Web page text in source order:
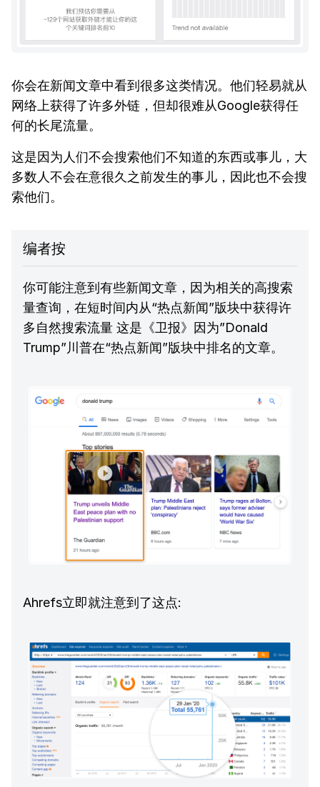
你会在新闻文章中看到很多这类情况。他们轻易就从
网络上获得了许多外链，但却很难从Google获得任
何的长尾流量。
这是因为人们不会搜索他们不知道的东西或事儿，大
多数人不会在意很久之前发生的事儿，因此也不会搜
索他们。
编者按
你可能注意到有些新闻文章，因为相关的高搜索
量查询，在短时间内从“热点新闻”版块中获得许
多自然搜索流量 这是《卫报》因为”Donald
Trump”川普在“热点新闻”版块中排名的文章。
Ahrefs立即就注意到了这点: